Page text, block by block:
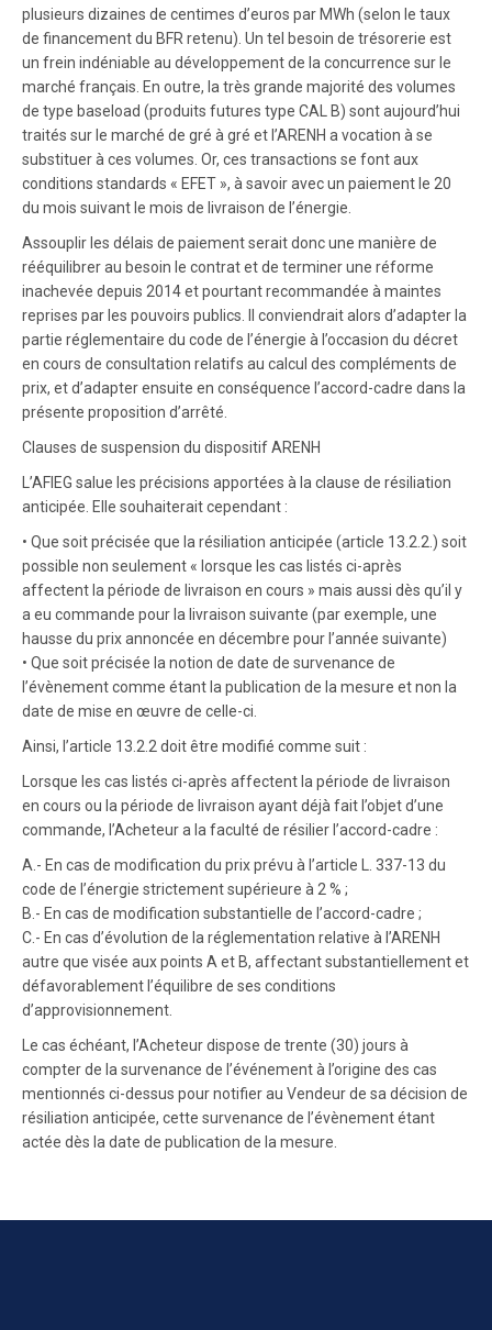
plusieurs dizaines de centimes d’euros par MWh (selon le taux
de financement du BFR retenu). Un tel besoin de trésorerie est
un frein indéniable au développement de la concurrence sur le
marché français. En outre, la très grande majorité des volumes
de type baseload (produits futures type CAL B) sont aujourd’hui
traités sur le marché de gré à gré et l’ARENH a vocation à se
substituer à ces volumes. Or, ces transactions se font aux
conditions standards « EFET », à savoir avec un paiement le 20
du mois suivant le mois de livraison de l’énergie.
Assouplir les délais de paiement serait donc une manière de
rééquilibrer au besoin le contrat et de terminer une réforme
inachevée depuis 2014 et pourtant recommandée à maintes
reprises par les pouvoirs publics. Il conviendrait alors d’adapter la
partie réglementaire du code de l’énergie à l’occasion du décret
en cours de consultation relatifs au calcul des compléments de
prix, et d’adapter ensuite en conséquence l’accord-cadre dans la
présente proposition d’arrêté.
Clauses de suspension du dispositif ARENH
L’AFIEG salue les précisions apportées à la clause de résiliation
anticipée. Elle souhaiterait cependant :
• Que soit précisée que la résiliation anticipée (article 13.2.2.) soit
possible non seulement « lorsque les cas listés ci-après
affectent la période de livraison en cours » mais aussi dès qu’il y
a eu commande pour la livraison suivante (par exemple, une
hausse du prix annoncée en décembre pour l’année suivante)
• Que soit précisée la notion de date de survenance de
l’évènement comme étant la publication de la mesure et non la
date de mise en œuvre de celle-ci.
Ainsi, l’article 13.2.2 doit être modifié comme suit :
Lorsque les cas listés ci-après affectent la période de livraison
en cours ou la période de livraison ayant déjà fait l’objet d’une
commande, l’Acheteur a la faculté de résilier l’accord-cadre :
A.- En cas de modification du prix prévu à l’article L. 337-13 du
code de l’énergie strictement supérieure à 2 % ;
B.- En cas de modification substantielle de l’accord-cadre ;
C.- En cas d’évolution de la réglementation relative à l’ARENH
autre que visée aux points A et B, affectant substantiellement et
défavorablement l’équilibre de ses conditions
d’approvisionnement.
Le cas échéant, l’Acheteur dispose de trente (30) jours à
compter de la survenance de l’événement à l’origine des cas
mentionnés ci-dessus pour notifier au Vendeur de sa décision de
résiliation anticipée, cette survenance de l’évènement étant
actée dès la date de publication de la mesure.